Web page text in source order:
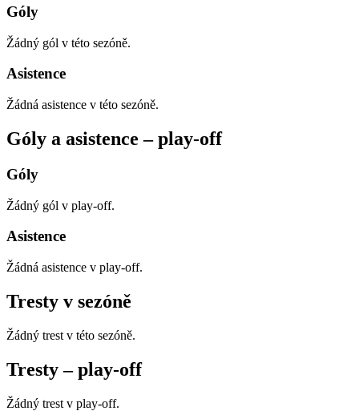
Góly
Žádný gól v této sezóně.
Asistence
Žádná asistence v této sezóně.
Góly a asistence – play‑off
Góly
Žádný gól v play‑off.
Asistence
Žádná asistence v play‑off.
Tresty v sezóně
Žádný trest v této sezóně.
Tresty – play‑off
Žádný trest v play‑off.